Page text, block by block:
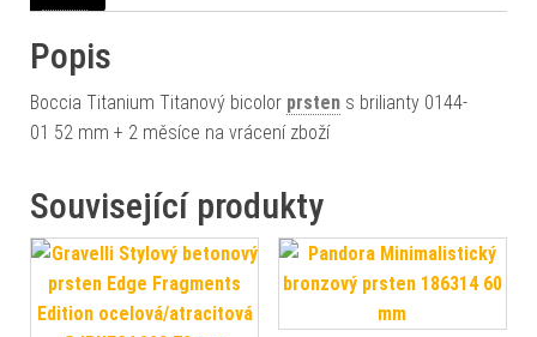
Popis
Boccia Titanium Titanový bicolor prsten s brilianty 0144-
01 52 mm + 2 měsíce na vrácení zboží
Související produkty